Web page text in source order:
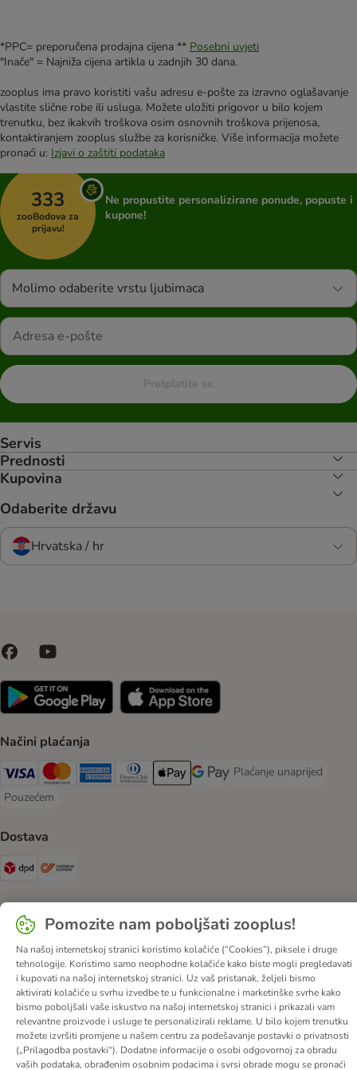
*PPC= preporučena prodajna cijena ** Posebni uvjeti
"Inače" = Najniža cijena artikla u zadnjih 30 dana.
zooplus ima pravo koristiti vašu adresu e-pošte za izravno oglašavanje
vlastite slične robe ili usluga. Možete uložiti prigovor u bilo kojem
trenutku, bez ikakvih troškova osim osnovnih troškova prijenosa,
kontaktiranjem zooplus službe za korisničke. Više informacija možete
pronaći u: Izjavi o zaštiti podataka
333
zooBodova za
prijavu!
Ne propustite personalizirane ponude, popuste i
kupone!
Molimo odaberite vrstu ljubimaca
Pretplatite se
Servis
Prednosti
Kupovina
Odaberite državu
Hrvatska / hr
Načini plaćanja
Visa Payment Method
MasterCard Payment Method
American Express Payment Method
Diners Club Payment Method
Payment MethodGoogle pay Payment Method
Plaćanje unaprijed
Plaćanje unaprijed
Pouzećem
Pouzećem Payment Method
Dostava
DPD Shipping Method
Sigurnost
Security
O nama Karijere Web stranica tvrtke Impressum
DSA
Opći uvjeti poslovanja
Odustati od ugovora
Kontakt
Troškovi slanja i vrijeme dostave
Načini plaćanja
Pomozite nam poboljšati zooplus!
Na našoj internetskoj stranici koristimo kolačiće (“Cookies”), piksele i druge
tehnologije. Koristimo samo neophodne kolačiće kako biste mogli pregledavati
i kupovati na našoj internetskoj stranici. Uz vaš pristanak, željeli bismo
aktivirati kolačiće u svrhu izvedbe te u funkcionalne i marketinške svrhe kako
bismo poboljšali vaše iskustvo na našoj internetskoj stranici i prikazali vam
relevantne proizvode i usluge te personalizirali reklame. U bilo kojem trenutku
možete izvršiti promjene u našem centru za podešavanje postavki o privatnosti
(„Prilagodba postavki“). Dodatne informacije o osobi odgovornoj za obradu
vaših podataka, obrađenim osobnim podacima i svrsi obrade mogu se pronaći